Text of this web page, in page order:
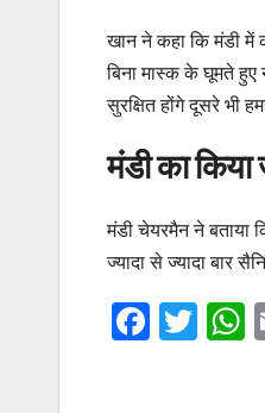
खान ने कहा कि मंडी में
बिना मास्क के घूमते हुए
सुरक्षित होंगे दूसरे भी
मंडी का किया
मंडी चेयरमैन ने बताया
ज्यादा से ज्यादा बार
F
T